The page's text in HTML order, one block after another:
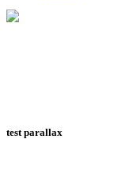
test parallax